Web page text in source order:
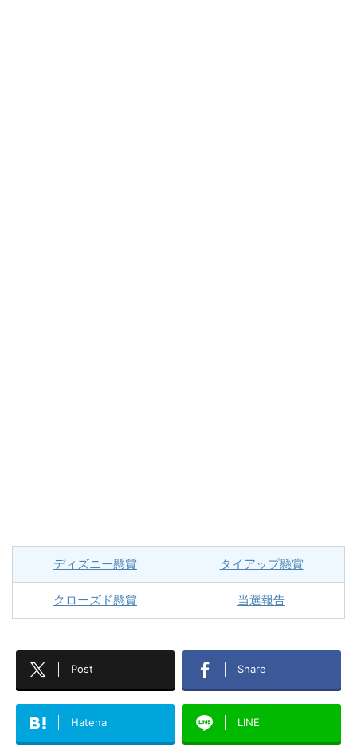
ディズニー懸賞 タイアップ懸賞
クローズド懸賞 当選報告
Post Share
Hatena LINE